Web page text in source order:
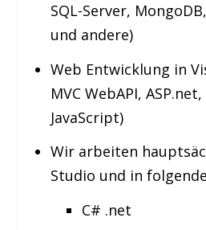
SQL-Server,
und andere)
Web Entwicklung in
MVC WebAPI,
JavaScript)
Wir arbeiten
Studio und in
C# .net